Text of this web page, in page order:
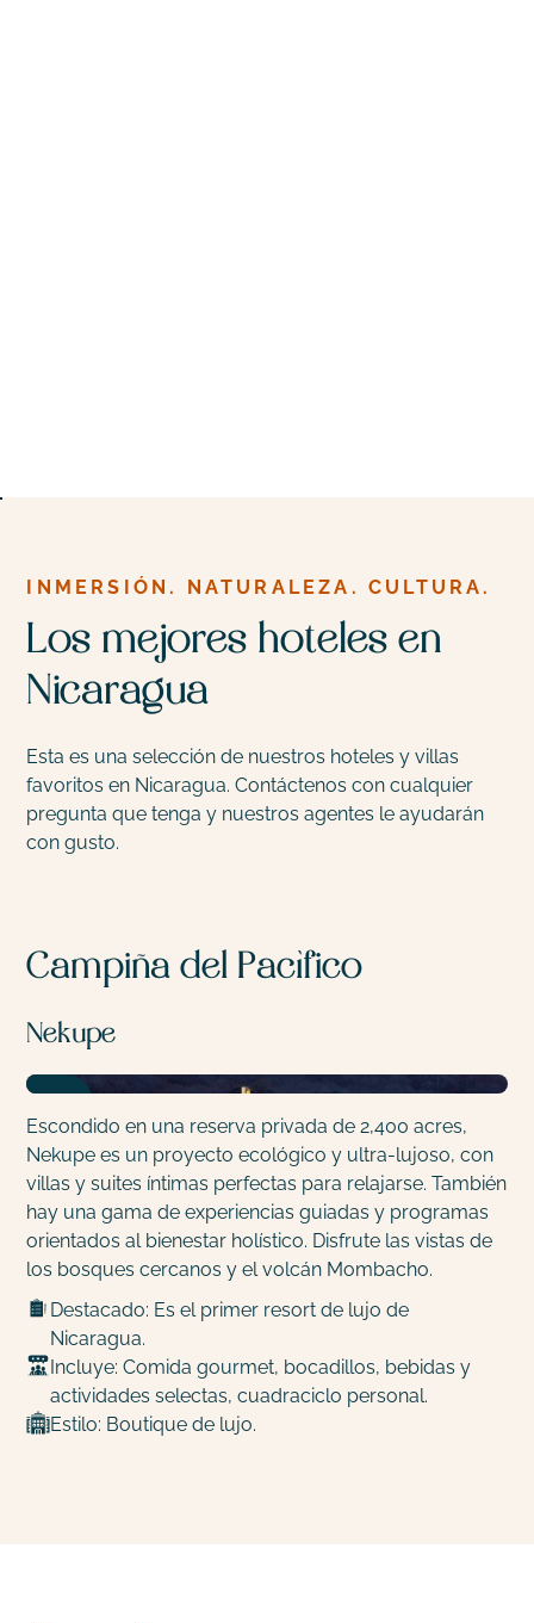
INMERSIÓN. NATURALEZA. CULTURA.
Los mejores hoteles en
Nicaragua
Esta es una selección de nuestros hoteles y villas
favoritos en Nicaragua. Contáctenos con cualquier
pregunta que tenga y nuestros agentes le ayudarán
con gusto.
Campiña del Pacífico
Nekupe
Escondido en una reserva privada de 2,400 acres,
Nekupe es un proyecto ecológico y ultra-lujoso, con
villas y suites íntimas perfectas para relajarse. También
hay una gama de experiencias guiadas y programas
orientados al bienestar holístico. Disfrute las vistas de
los bosques cercanos y el volcán Mombacho.
Destacado: Es el primer resort de lujo de
Nicaragua.
Incluye: Comida gourmet, bocadillos, bebidas y
actividades selectas, cuadraciclo personal.
Estilo: Boutique de lujo.